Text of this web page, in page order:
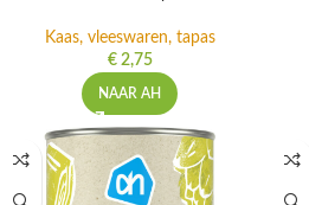
Kaas, vleeswaren, tapas
€2,75
NAAR AH